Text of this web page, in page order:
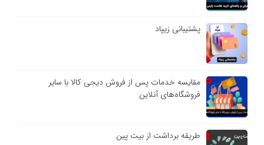
پشتیبانی زیپاد
مقایسه خدمات پس از فروش دیجی کالا با سایر
فروشگاه‌های آنلاین
طریقه برداشت از بیت پین